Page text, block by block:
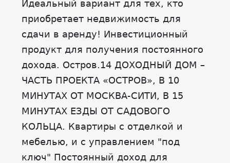
Идеальный вариант для тех, кто
приобретает недвижимость для
сдачи в аренду! Инвестиционный
продукт для получения постоянного
дохода. Остров.14 ДОХОДНЫЙ ДОМ –
ЧАСТЬ ПРОЕКТА «ОСТРОВ», В 10
МИНУТАХ ОТ МОСКВА-СИТИ, В 15
МИНУТАХ ЕЗДЫ ОТ САДОВОГО
КОЛЬЦА. Квартиры с отделкой и
мебелью, и с управлением "под
ключ" Постоянный доход для